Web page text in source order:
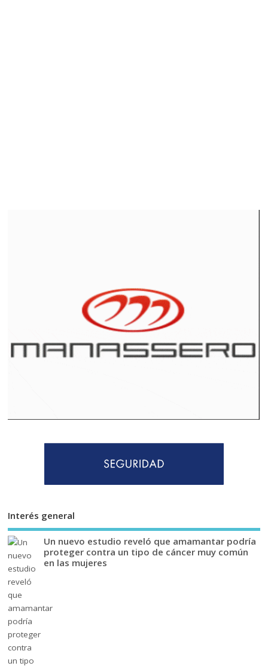
Interés general
Un nuevo estudio reveló que amamantar podría
proteger contra un tipo de cáncer muy común
en las mujeres